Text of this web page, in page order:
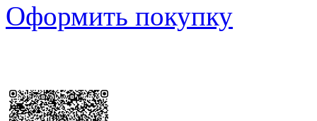
Оформить покупку